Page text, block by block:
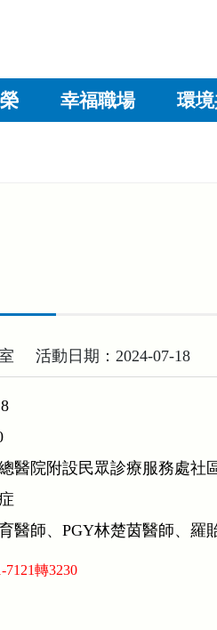
幸福職場 環
活動日期：2024-07-18
醫院附設民眾診療服務處社
醫師、PGY林楚茵醫師、羅
7121轉3230